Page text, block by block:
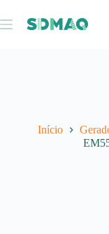
para
o
Início